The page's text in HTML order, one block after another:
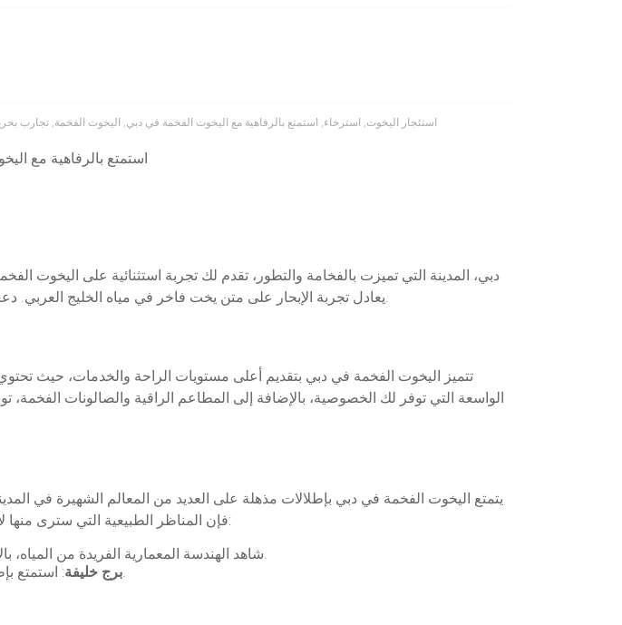
استئجار اليخوت, استرخاء, استمتع بالرفاهية مع اليخوت الفخمة في دبي, اليخوت الفخمة, تجارب
دبي، المدينة التي تميزت بالفخامة والتطور، تقدم لك تجربة استثنائية على اليخوت
يعادل تجربة الإبحار على متن يخت فاخر في مياه الخليج العربي. دعنا نأخذك في جولة عن عالم اليخوت الفخمة في دبي وكيفية الاستمتاع بتجربة لا تُنسى.
تتميز اليخوت الفخمة في دبي بتقديم أعلى مستويات الراحة والخدمات، حيث
الواسعة التي توفر لك الخصوصية، بالإضافة إلى المطاعم الراقية والصالونات
يتمتع اليخوت الفخمة في دبي بإطلالات مذهلة على العديد من المعالم الشهيرة في
فإن المناظر الطبيعية التي سترى منها لا تقدر بثمن. إليك بعض الأماكن المثالية التي يمكن الاستمتاع فيها على اليخوت الفخمة:
: شاهد الهندسة المعمارية الفريدة من المياه، بالإضافة إلى المناظر الساحرة للمنتجعات الفاخرة.
برج خليفة: استمتع بإطلالة مذهلة على برج خليفة، أطول مبنى في العالم، أثناء الإبحار في مياه الخليج.